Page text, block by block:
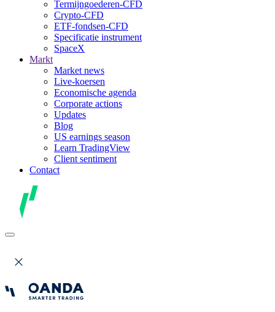
Termijngoederen-CFD
Crypto-CFD
ETF-fondsen-CFD
Specificatie instrument
SpaceX
Markt
Market news
Live-koersen
Economische agenda
Corporate actions
Updates
Blog
US earnings season
Learn TradingView
Client sentiment
Contact